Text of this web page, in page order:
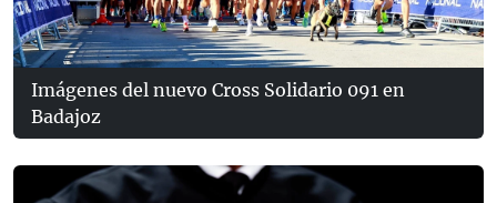
Imágenes del nuevo Cross Solidario 091 en
Badajoz